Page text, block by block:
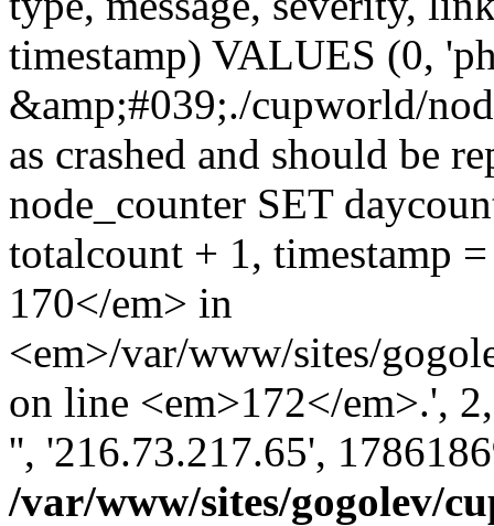
timestamp) VALUES (0,
&amp;#039;./cupworld/
as crashed and should be
node_counter SET
totalcount + 1, timestamp
170</em> in
<em>/var/www/sites/
on line <em>172</em>.',
'', '216.73.217.65',
/var/www/sites/gogolev/